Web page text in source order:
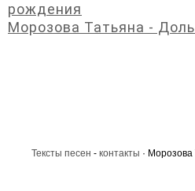
рождения
Морозова Татьяна -
Тексты песен - контакты · Морозова